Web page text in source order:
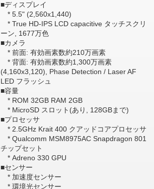
■ディスプレイ
* 5.5" (2,560x1,440)
* True HD-IPS LCD capacitive タッチスクリ
ーン, 1677万色
■カメラ
* 前面: 有効画素数約210万画素
* 背面: 有効画素数約1,300万画素
(4,160x3,120), Phase Detection / Laser AF
LED フラッシュ
■容量
* ROM 32GB RAM 2GB
* MicroSD スロット(あり, 128GBまで)
■プロセッサ
* 2.5GHz Krait 400 クアッドコアプロセッサ
* Qualcomm MSM8975AC Snapdragon 801
チップセット
* Adreno 330 GPU
■センサー
* 加速度センサー
* 環境光センサー